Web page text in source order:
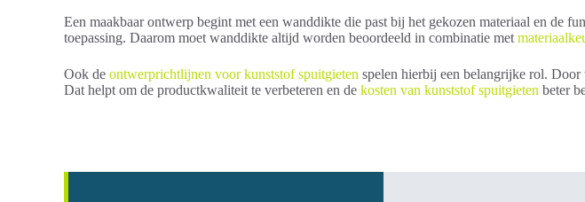
Een maakbaar ontwerp begint met een wanddikte die past bij het gekozen materiaal en de
toepassing. Daarom moet wanddikte altijd worden beoordeeld in combinatie met
Ook de ontwerprichtlijnen voor kunststof spuitgieten spelen hierbij een belangrijke rol. Door
Dat helpt om de productkwaliteit te verbeteren en de kosten van kunststof spuitgieten beter